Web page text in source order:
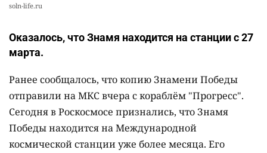
soln-life.ru
Оказалось, что Знамя находится на станции с 27
марта.
Ранее сообщалось, что копию Знамени Победы
отправили на МКС вчера с кораблём "Прогресс".
Сегодня в Роскосмосе признались, что Знамя
Победы находится на Международной
космической станции уже более месяца. Его